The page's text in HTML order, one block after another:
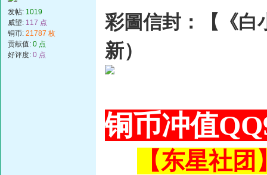
发帖: 1019
威望: 117 点
铜币: 21787 枚
贡献值: 0 点
好评度: 0 点
彩圖信封：【《
新）
铜币冲值
【东星社